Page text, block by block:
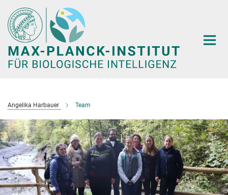
Hauptinhalt
Angelika Harbauer Team